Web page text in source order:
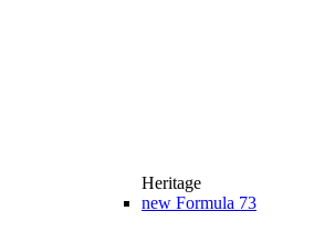
Heritage
new Formula 73